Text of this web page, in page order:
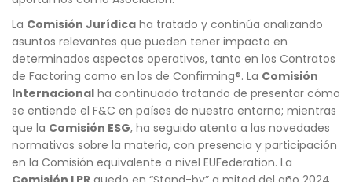
La Comisión Jurídica ha tratado y continúa analizando
asuntos relevantes que pueden tener impacto en
determinados aspectos operativos, tanto en los Contratos
de Factoring como en los de Confirming®. La Comisión
Internacional ha continuado tratando de presentar cómo
se entiende el F&C en países de nuestro entorno; mientras
que la Comisión ESG, ha seguido atenta a las novedades
normativas sobre la materia, con presencia y participación
en la Comisión equivalente a nivel EUFederation. La